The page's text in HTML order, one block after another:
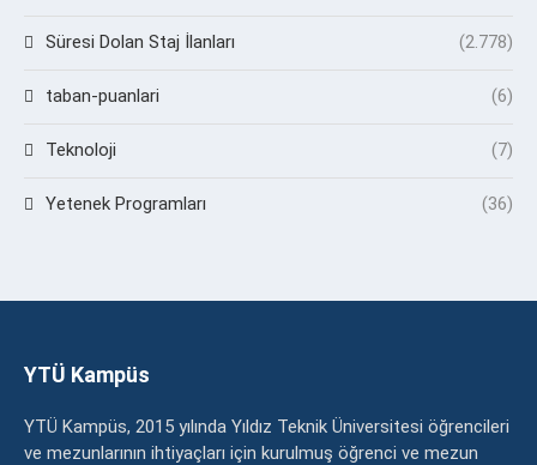
Süresi Dolan Staj İlanları (2.778)
taban-puanlari (6)
Teknoloji (7)
Yetenek Programları (36)
YTÜ Kampüs
YTÜ Kampüs, 2015 yılında Yıldız Teknik Üniversitesi öğrencileri
ve mezunlarının ihtiyaçları için kurulmuş öğrenci ve mezun